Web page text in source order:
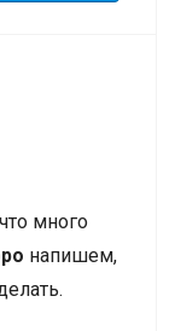
много
напишем,